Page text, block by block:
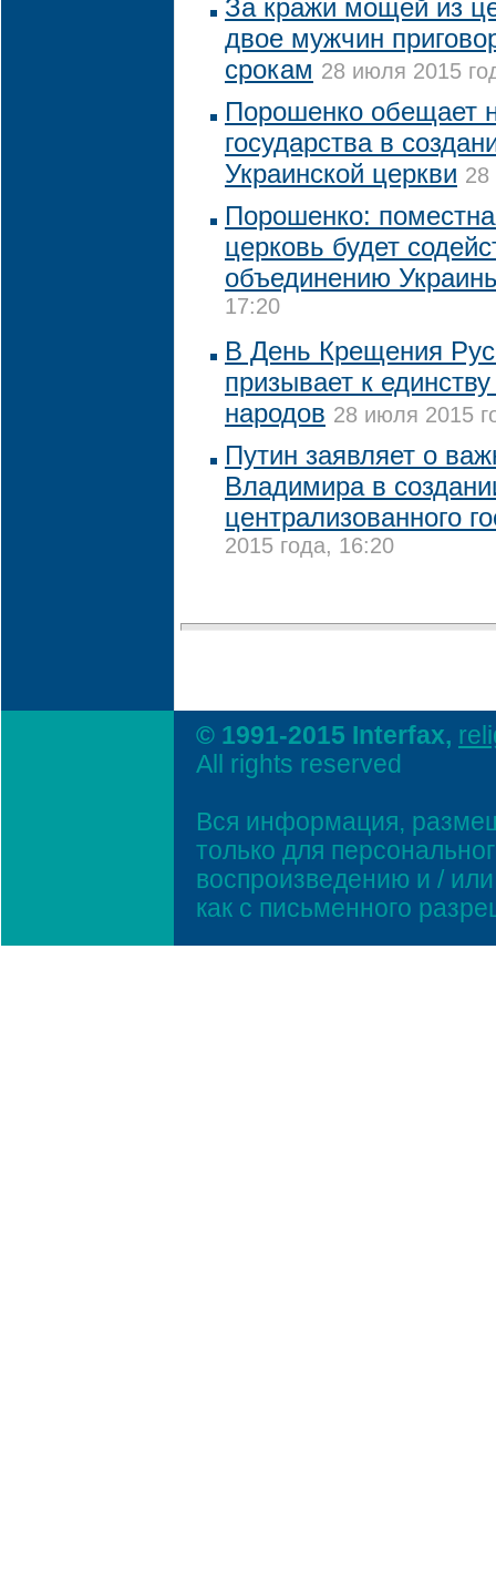
За кражи мощей из
двое мужчин
срокам 28 июля 2015
Порошенко обещает
государства в
Украинской церкви 28
Порошенко:
церковь будет
объединению
17:20
В День Крещения
призывает к
народов 28 июля 2015
Путин заявляет о
Владимира в
централизованного
2015 года, 16:20
© 1991-2015 Interfax,
All rights reserved
Вся информация,
только для
воспроизведению и /
как с письменного